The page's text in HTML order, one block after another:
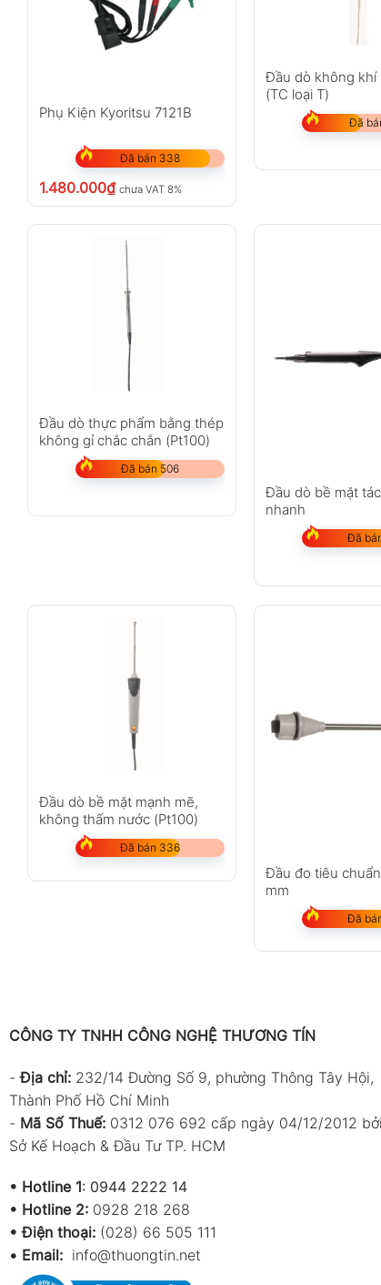
Phụ Kiện Kyoritsu 7121B
Đã bán 338
1.480.000₫ chưa VAT 8%
Đầu dò không khí
(TC loại T)
Đã
Đầu dò thực phẩm bằng thép
không gỉ chắc chắn (Pt100)
Đã bán 506
Đầu dò bề mặt
nhanh
Đã
Đầu dò bề mặt mạnh mẽ,
không thấm nước (Pt100)
Đã bán 336
Đầu đo tiêu
mm
Đã
CÔNG TY TNHH CÔNG NGHỆ THƯƠNG TÍN
-Địa chỉ: 232/14 Đường Số 9, phường Thông Tây Hội,
Thành Phố Hồ Chí Minh
- Mã Số Thuế: 0312 076 692 cấp ngày 04/12/2012 bởi
Sở Kế Hoạch & Đầu Tư TP. HCM
• Hotline 1: 0944 2222 14
• Hotline 2: 0928 218 268
• Điện thoại: (028) 66 505 111
• Email: info@thuongtin.net